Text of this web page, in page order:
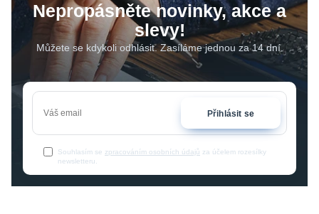
Nepropásněte novinky, akce a
slevy!
Můžete se kdykoli odhlásit. Zasíláme jednou za 14 dní.
Přihlásit se
Souhlasím se zpracováním osobních údajů za účelem rozesílky
newsletteru.